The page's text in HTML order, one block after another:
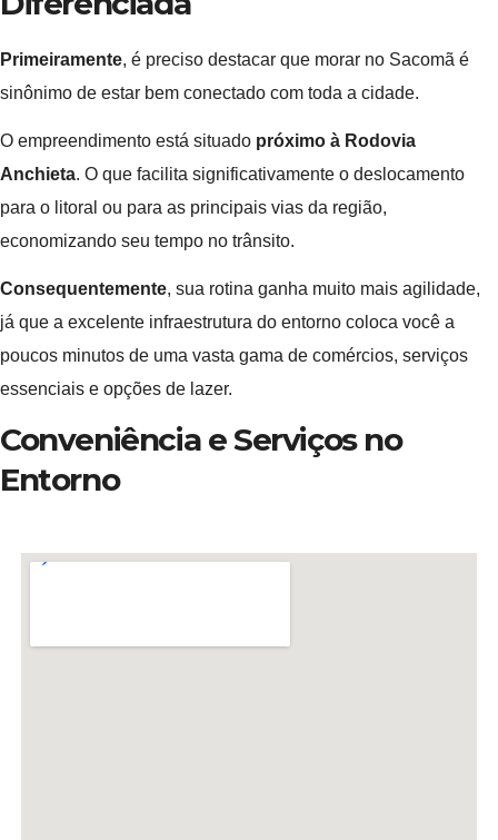
Primeiramente, é preciso destacar que morar no Sacomã é
sinônimo de estar bem conectado com toda a cidade.
O empreendimento está situado próximo à Rodovia
Anchieta. O que facilita significativamente o deslocamento
para o litoral ou para as principais vias da região,
economizando seu tempo no trânsito.
Consequentemente, sua rotina ganha muito mais agilidade,
já que a excelente infraestrutura do entorno coloca você a
poucos minutos de uma vasta gama de comércios, serviços
essenciais e opções de lazer.
Conveniência e Serviços no
Entorno